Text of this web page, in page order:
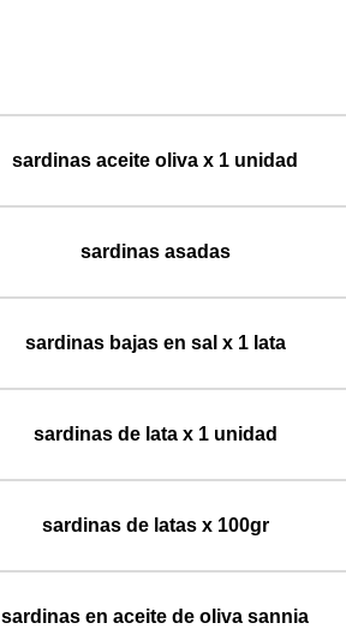
sardinas aceite oliva x 1 unidad
sardinas asadas
sardinas bajas en sal x 1 lata
sardinas de lata x 1 unidad
sardinas de latas x 100gr
sardinas en aceite de oliva sannia